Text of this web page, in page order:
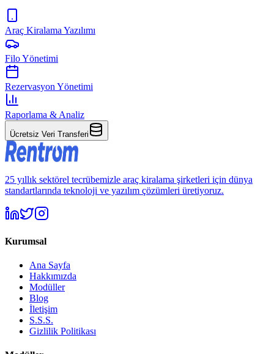
Araç Kiralama Yazılımı
Filo Yönetimi
Rezervasyon Yönetimi
Raporlama & Analiz
Ücretsiz Veri Transferi
25 yıllık sektörel tecrübemizle araç kiralama şirketleri için dünya
standartlarında teknoloji ve yazılım çözümleri üretiyoruz.
Kurumsal
Ana Sayfa
Hakkımızda
Modüller
Blog
İletişim
S.S.S.
Gizlilik Politikası